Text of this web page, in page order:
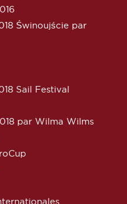
Świnoujście par
Sail Festival
par Wilma Wilms